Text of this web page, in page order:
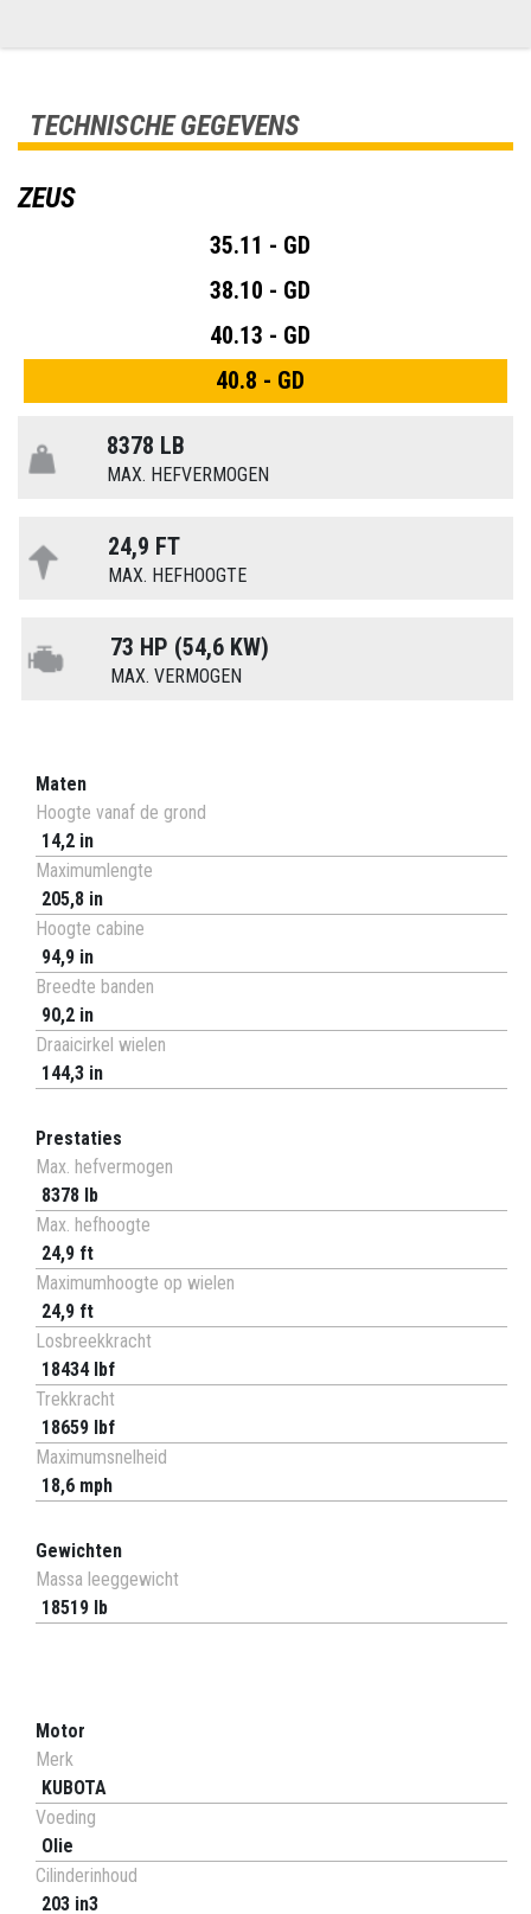
TECHNISCHE GEGEVENS
ZEUS
35.11 - GD
38.10 - GD
40.13 - GD
40.8 - GD
8378 LB
MAX. HEFVERMOGEN
24,9 FT
MAX. HEFHOOGTE
73 HP (54,6 KW)
MAX. VERMOGEN
Maten
Hoogte vanaf de grond
14,2 in
Maximumlengte
205,8 in
Hoogte cabine
94,9 in
Breedte banden
90,2 in
Draaicirkel wielen
144,3 in
Prestaties
Max. hefvermogen
8378 lb
Max. hefhoogte
24,9 ft
Maximumhoogte op wielen
24,9 ft
Losbreekkracht
18434 lbf
Trekkracht
18659 lbf
Maximumsnelheid
18,6 mph
Gewichten
Massa leeggewicht
18519 lb
Motor
Merk
KUBOTA
Voeding
Olie
Cilinderinhoud
203 in3